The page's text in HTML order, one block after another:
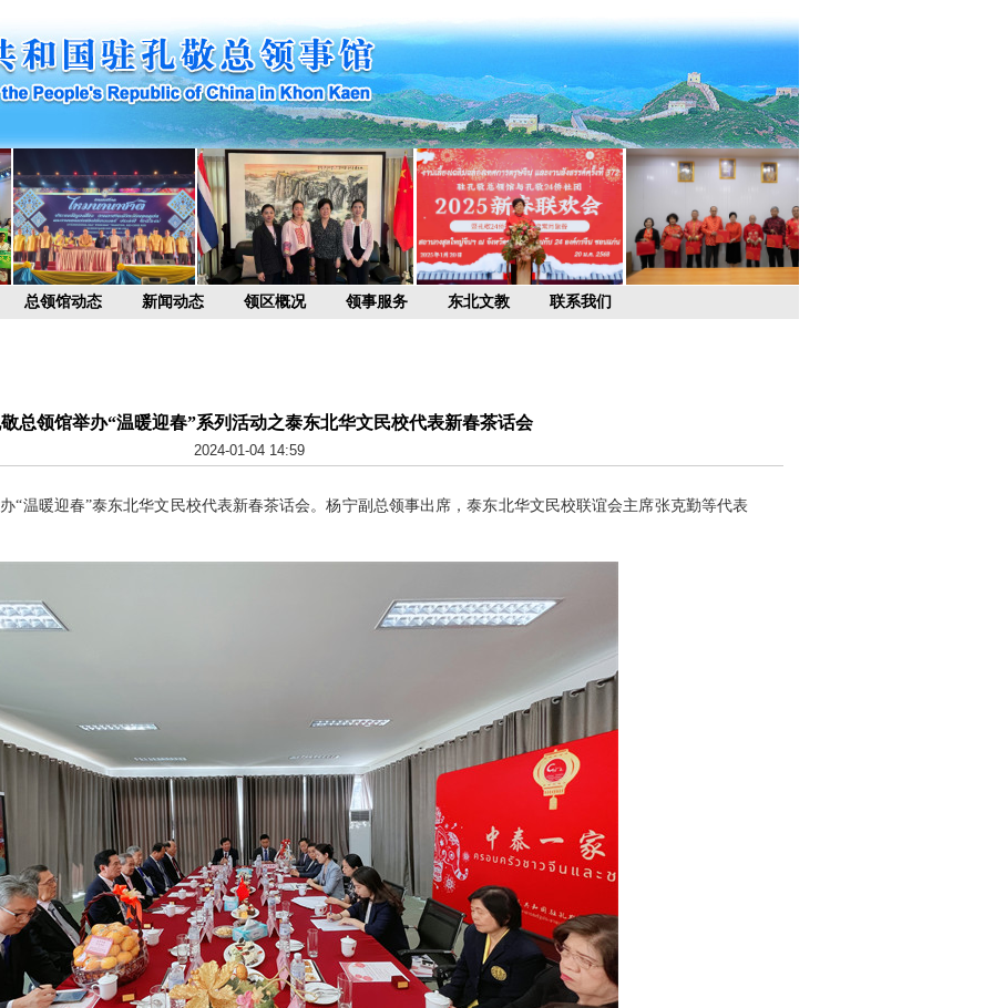
总领馆动态 新闻动态 领区概况 领事服务 东北文教 联系我们
总领馆举办“温暖迎春”系列活动之泰东北华文民校代表新春茶话会
2024-01-04 14:59
“温暖迎春”泰东北华文民校代表新春茶话会。杨宁副总领事出席，泰东北华文民校联谊会主席张克勤等代表